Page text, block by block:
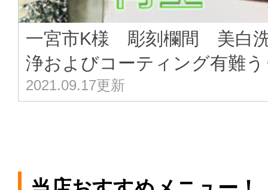
一宮市K様 彫刻欄間 美白
浄およびコーティング有難う
2021.09.17更新